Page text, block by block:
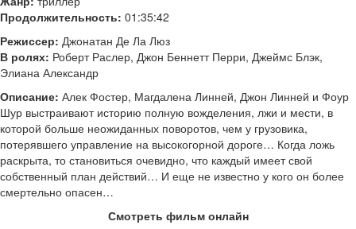
Продолжительность: 01:35:42
Режиссер: Джонатан Де Ла Люз
В ролях: Роберт Раслер, Джон Беннетт Перри, Джеймс Блэк,
Элиана Александр
Описание: Алек Фостер, Магдалена Линней, Джон Линней и Фоур
Шур выстраивают историю полную вожделения, лжи и мести, в
которой больше неожиданных поворотов, чем у грузовика,
потерявшего управление на высокогорной дороге… Когда ложь
раскрыта, то становиться очевидно, что каждый имеет свой
собственный план действий… И еще не известно у кого он более
смертельно опасен…
Смотреть фильм онлайн